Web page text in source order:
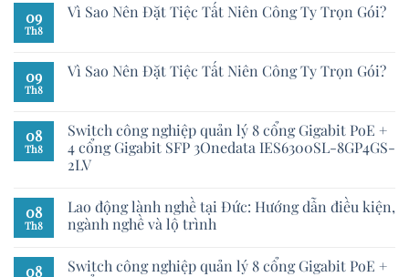
09
Th8
Vì Sao Nên Đặt Tiệc Tất Niên Công Ty Trọn Gói?
09
Th8
Vì Sao Nên Đặt Tiệc Tất Niên Công Ty Trọn Gói?
08
Th8
Switch công nghiệp quản lý 8 cổng Gigabit PoE +
4 cổng Gigabit SFP 3Onedata IES6300SL-8GP4GS-
2LV
08
Th8
Lao động lành nghề tại Đức: Hướng dẫn điều kiện,
ngành nghề và lộ trình
08
Switch công nghiệp quản lý 8 cổng Gigabit PoE +